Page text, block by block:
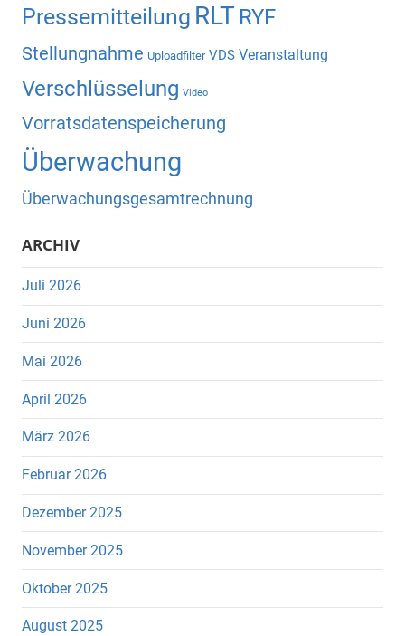
Pressemitteilung RLT RYF
Stellungnahme Uploadfilter VDS Veranstaltung
Verschlüsselung Video
Vorratsdatenspeicherung
Überwachung
Überwachungsgesamtrechnung
ARCHIV
Juli 2026
Juni 2026
Mai 2026
April 2026
März 2026
Februar 2026
Dezember 2025
November 2025
Oktober 2025
August 2025